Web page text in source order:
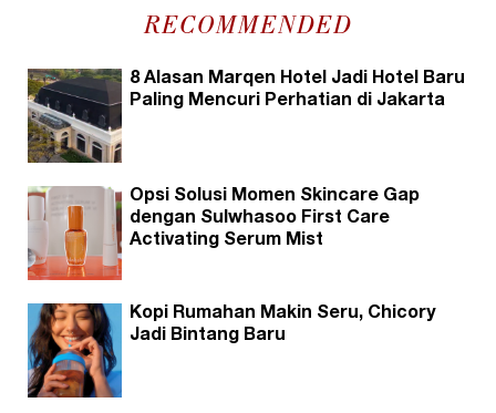
RECOMMENDED
8 Alasan Marqen Hotel Jadi Hotel Baru
Paling Mencuri Perhatian di Jakarta
Opsi Solusi Momen Skincare Gap
dengan Sulwhasoo First Care
Activating Serum Mist
Kopi Rumahan Makin Seru, Chicory
Jadi Bintang Baru